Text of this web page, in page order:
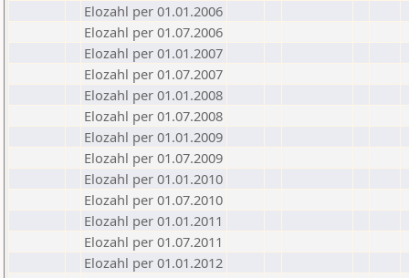
Elozahl per 01.01.2006
Elozahl per 01.07.2006
Elozahl per 01.01.2007
Elozahl per 01.07.2007
Elozahl per 01.01.2008
Elozahl per 01.07.2008
Elozahl per 01.01.2009
Elozahl per 01.07.2009
Elozahl per 01.01.2010
Elozahl per 01.07.2010
Elozahl per 01.01.2011
Elozahl per 01.07.2011
Elozahl per 01.01.2012